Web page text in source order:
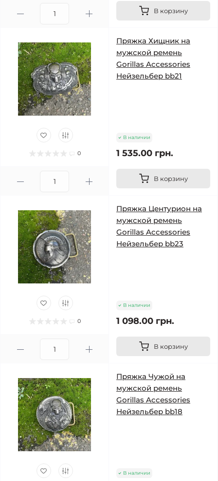
В корзину
0
Пряжка Хищник на
мужской ремень
Gorillas Accessories
Нейзельбер bb21
В наличии
1 535.00 грн.
В корзину
0
Пряжка Центурион на
мужской ремень
Gorillas Accessories
Нейзельбер bb23
В наличии
1 098.00 грн.
В корзину
Пряжка Чужой на
мужской ремень
Gorillas Accessories
Нейзельбер bb18
В наличии